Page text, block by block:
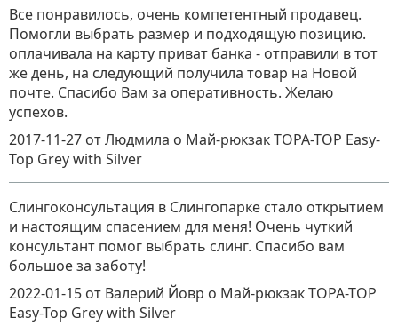
Все понравилось, очень компетентный продавец.
Помогли выбрать размер и подходящую позицию.
оплачивала на карту приват банка - отправили в тот
же день, на следующий получила товар на Новой
почте. Спасибо Вам за оперативность. Желаю
успехов.
2017-11-27 от Людмила о Май-рюкзак TOPA-TOP Easy-
Top Grey with Silver
Слингоконсультация в Слингопарке стало открытием
и настоящим спасением для меня! Очень чуткий
консультант помог выбрать слинг. Спасибо вам
большое за заботу!
2022-01-15 от Валерий Йовр о Май-рюкзак TOPA-TOP
Easy-Top Grey with Silver